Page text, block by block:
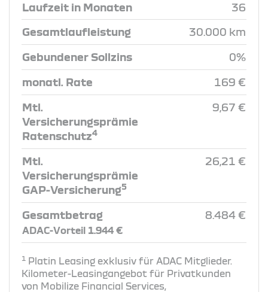
Laufzeit in Monaten 36
Gesamtlaufleistung 30.000 km
Gebundener Sollzins 0%
monatl. Rate 169 €
Mtl.
Versicherungsprämie
Ratenschutz4
9,67 €
Mtl.
Versicherungsprämie
GAP-Versicherung5
26,21 €
Gesamtbetrag
ADAC-Vorteil 1.944 €
8.484 €
1 Platin Leasing exklusiv für ADAC Mitglieder.
Kilometer-Leasingangebot für Privatkunden
von Mobilize Financial Services,